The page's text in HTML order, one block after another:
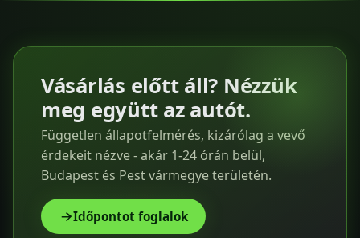
Vásárlás előtt áll? Nézzük
meg együtt az autót.
Független állapotfelmérés, kizárólag a vevő
érdekeit nézve - akár 1-24 órán belül,
Budapest és Pest vármegye területén.
Időpontot foglalok